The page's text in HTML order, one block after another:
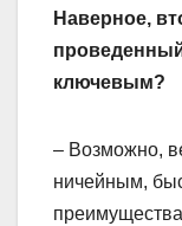
Наверное,
ключевым?
– Возможно,
ничейным,